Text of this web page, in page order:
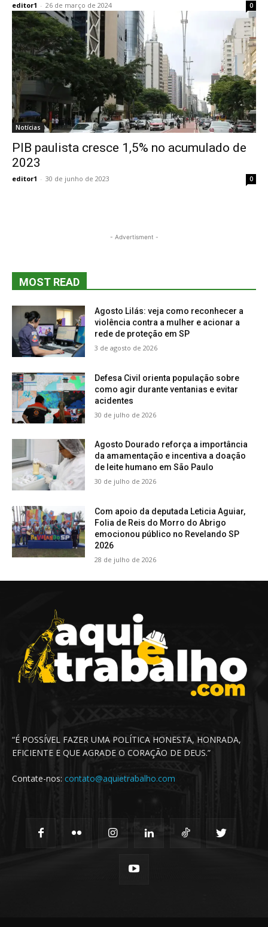
editor1 - 26 de março de 2024 0
Notícias
PIB paulista cresce 1,5% no acumulado de
2023
editor1 - 30 de junho de 2023 0
- Advertisment -
MOST READ
Agosto Lilás: veja como reconhecer a
violência contra a mulher e acionar a
rede de proteção em SP
3 de agosto de 2026
Defesa Civil orienta população sobre
como agir durante ventanias e evitar
acidentes
30 de julho de 2026
Agosto Dourado reforça a importância
da amamentação e incentiva a doação
de leite humano em São Paulo
30 de julho de 2026
Com apoio da deputada Leticia Aguiar,
Folia de Reis do Morro do Abrigo
emocionou público no Revelando SP
2026
28 de julho de 2026
“É POSSÍVEL FAZER UMA POLÍTICA HONESTA, HONRADA,
EFICIENTE E QUE AGRADE O CORAÇÃO DE DEUS.”
Contate-nos: contato@aquietrabalho.com